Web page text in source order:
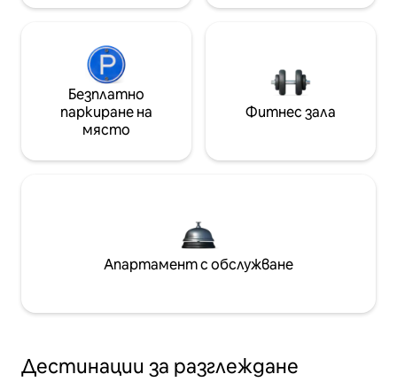
Безплатно
паркиране на
място
Фитнес зала
Апартамент с обслужване
Дестинации за разглеждане